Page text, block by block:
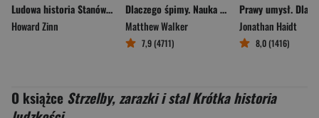
Ludowa historia Stanów Zjednoczonych. Od roku 1492 do dziś wyd. 2
Howard Zinn
Dlaczego śpimy. Nauka o zdrowym śnie i jego mocy
Matthew Walker
7,9 (4711)
Jonathan Haidt
8,0 (1416)
O książce Strzelby, zarazki i stal Krótka historia